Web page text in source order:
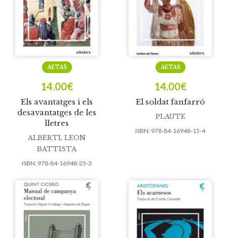
Els avantatges i els
desavantatges de les
lletres
AETAS
14.00€
ALBERTI, LEON
BATTISTA
ISBN: 978-84-16948-25-3
El soldat fanfarró
AETAS
14.00€
PLAUTE
ISBN: 978-84-16948-15-4